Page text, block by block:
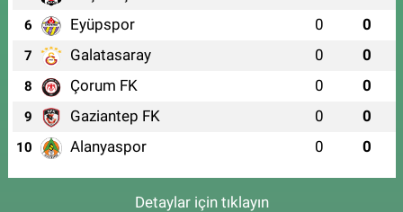
6 Eyüpspor 0 0
7 Galatasaray 0 0
8 Çorum FK 0 0
9 Gaziantep FK 0 0
10 Alanyaspor 0 0
Detaylar için tıklayın